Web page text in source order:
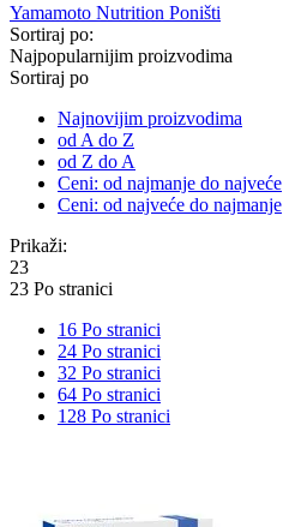
Yamamoto Nutrition Poništi
Sortiraj po:
Najpopularnijim proizvodima
Sortiraj po
Najnovijim proizvodima
od A do Z
od Z do A
Ceni: od najmanje do najveće
Ceni: od najveće do najmanje
Prikaži:
23
23 Po stranici
16 Po stranici
24 Po stranici
32 Po stranici
64 Po stranici
128 Po stranici